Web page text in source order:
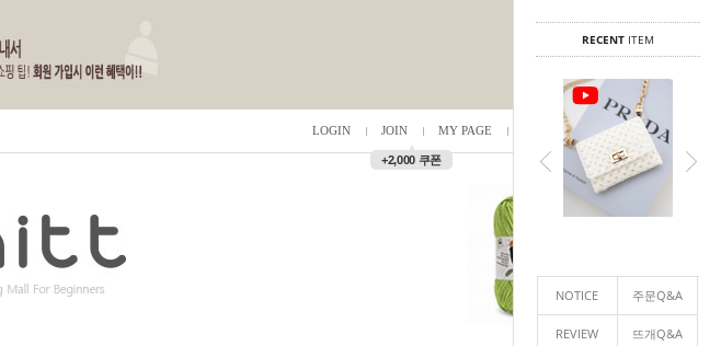
RECENTITEM
NOTICE 주문Q&A
REVIEW 뜨개Q&A
LOGIN JOIN
▲
+2,000 쿠폰
MY PAGE / 0